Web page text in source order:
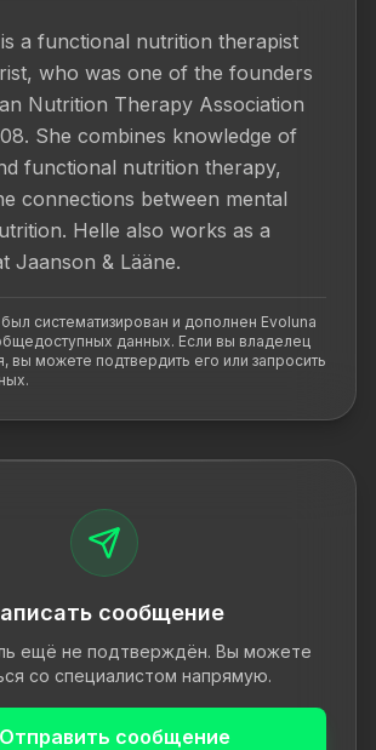
a functional nutrition therapist
who was one of the founders
Nutrition Therapy Association
She combines knowledge of
functional nutrition therapy,
connections between mental
Helle also works as a
Jaanson & Lääne.
систематизирован и дополнен Evoluna
данных. Если вы владелец
вы можете подтвердить его или запросить
сообщение
ещё не подтверждён. Вы можете
со специалистом напрямую.
Отправить сообщение